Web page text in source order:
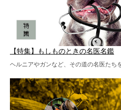
【特集】もしものときの名医名鑑
ヘルニアやガンなど、その道の名医たち